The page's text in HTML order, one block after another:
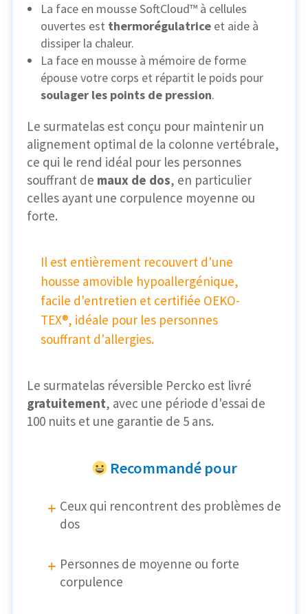
La face en mousse SoftCloud™ à cellules
ouvertes est thermorégulatrice et aide à
dissiper la chaleur.
La face en mousse à mémoire de forme
épouse votre corps et répartit le poids pour
soulager les points de pression.
Le surmatelas est conçu pour maintenir un
alignement optimal de la colonne vertébrale,
ce qui le rend idéal pour les personnes
souffrant de maux de dos, en particulier
celles ayant une corpulence moyenne ou
forte.
Il est entièrement recouvert d'une
housse amovible hypoallergénique,
facile d'entretien et certifiée OEKO-
TEX®, idéale pour les personnes
souffrant d'allergies.
Le surmatelas réversible Percko est livré
gratuitement, avec une période d'essai de
100 nuits et une garantie de 5 ans.
Recommandé pour
Ceux qui rencontrent des problèmes de
dos
Personnes de moyenne ou forte
corpulence